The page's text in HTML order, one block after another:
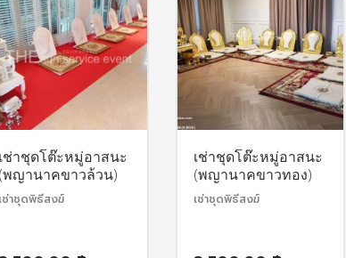
เช่าชุดโต๊ะหมู่อาสนะ
(พญานาคขาวล้วน)
เช่าชุดพิธีสงฆ์
เช่าชุดโต๊ะหมู่อาสนะ
(พญานาคขาวทอง)
เช่าชุดพิธีสงฆ์